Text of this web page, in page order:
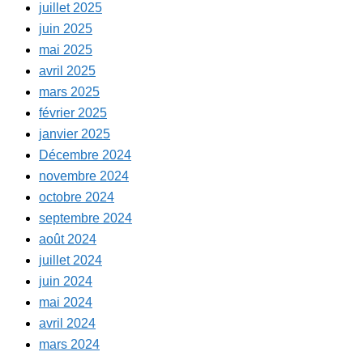
juillet 2025
juin 2025
mai 2025
avril 2025
mars 2025
février 2025
janvier 2025
Décembre 2024
novembre 2024
octobre 2024
septembre 2024
août 2024
juillet 2024
juin 2024
mai 2024
avril 2024
mars 2024